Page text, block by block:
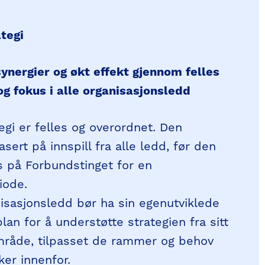
og økt effekt gjennom ​felles
fokus ​i alle organisasjonsledd
er felles og overordnet. Den
på innspill fra alle ledd, før den
på Forbundstinget for en
bør ha sin egenutviklede
for å understøtte strategien fra sitt
tilpasset de rammer og behov
innenfor.